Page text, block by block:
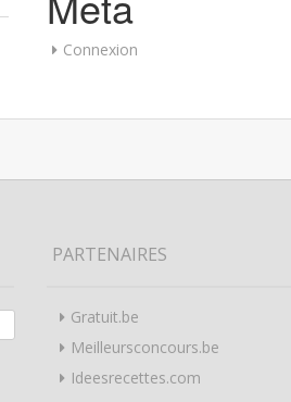
Connexion
PARTENAIRES
Gratuit.be
Meilleursconcours.be
Ideesrecettes.com